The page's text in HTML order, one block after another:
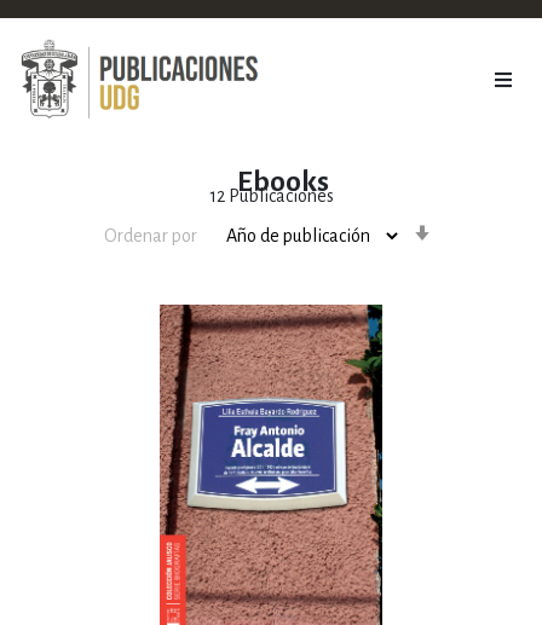
Ebooks
12 Publicaciones
Ordenar por